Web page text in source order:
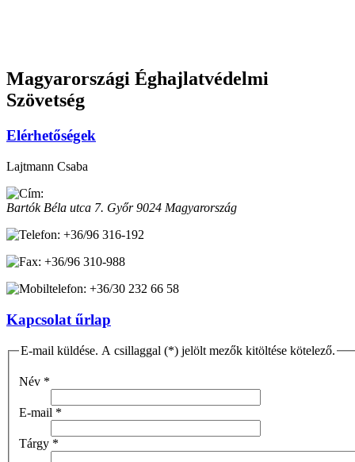
Magyarországi Éghajlatvédelmi
Szövetség
Elérhetőségek
Lajtmann Csaba
Bartók Béla utca 7. Győr9024 Magyarország
+36/96 316-192
+36/96 310-988
+36/30 232 66 58
Kapcsolat űrlap
E-mail küldése. A csillaggal (*) jelölt mezők kitöltése kötelező.
Név *
E-mail *
Tárgy *